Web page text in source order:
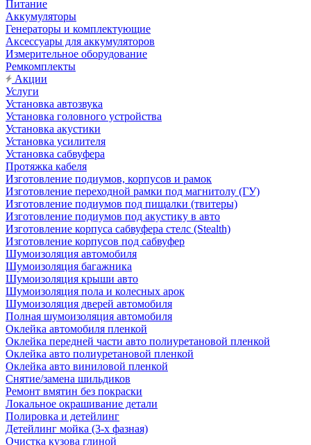
Питание
Аккумуляторы
Генераторы и комплектующие
Аксессуары для аккумуляторов
Измерительное оборудование
Ремкомплекты
Акции
Услуги
Установка автозвука
Установка головного устройства
Установка акустики
Установка усилителя
Установка сабвуфера
Протяжка кабеля
Изготовление подиумов, корпусов и рамок
Изготовление переходной рамки под магнитолу (ГУ)
Изготовление подиумов под пищалки (твитеры)
Изготовление подиумов под акустику в авто
Изготовление корпуса сабвуфера стелс (Stealth)
Изготовление корпусов под сабвуфер
Шумоизоляция автомобиля
Шумоизоляция багажника
Шумоизоляция крыши авто
Шумоизоляция пола и колесных арок
Шумоизоляция дверей автомобиля
Полная шумоизоляция автомобиля
Оклейка автомобиля пленкой
Оклейка передней части авто полиуретановой пленкой
Оклейка авто полиуретановой пленкой
Оклейка авто виниловой пленкой
Снятие/замена шильдиков
Ремонт вмятин без покраски
Локальное окрашивание детали
Полировка и детейлинг
Детейлинг мойка (3-х фазная)
Очистка кузова глиной